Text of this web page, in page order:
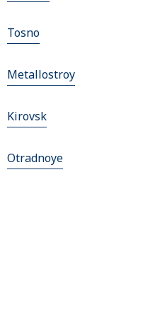
Tosno
Metallostroy
Kirovsk
Otradnoye